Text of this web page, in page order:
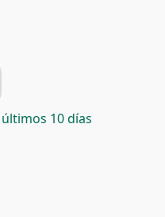
10 días